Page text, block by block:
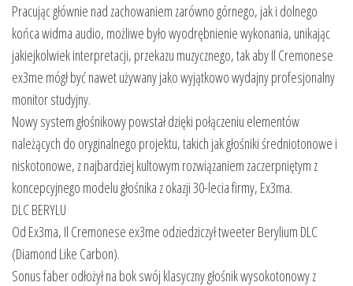
Pracując głównie nad zachowaniem zarówno górnego, jak i dolnego
końca widma audio, możliwe było wyodrębnienie wykonania, unikając
jakiejkolwiek interpretacji, przekazu muzycznego, tak aby Il Cremonese
ex3me mógł być nawet używany jako wyjątkowo wydajny profesjonalny
monitor studyjny.
Nowy system głośnikowy powstał dzięki połączeniu elementów
należących do oryginalnego projektu, takich jak głośniki średniotonowe i
niskotonowe, z najbardziej kultowym rozwiązaniem zaczerpniętym z
koncepcyjnego modelu głośnika z okazji 30-lecia firmy, Ex3ma.
DLC BERYLU
Od Ex3ma, Il Cremonese ex3me odziedziczył tweeter Berylium DLC
(Diamond Like Carbon).
Sonus faber odłożył na bok swój klasyczny głośnik wysokotonowy z